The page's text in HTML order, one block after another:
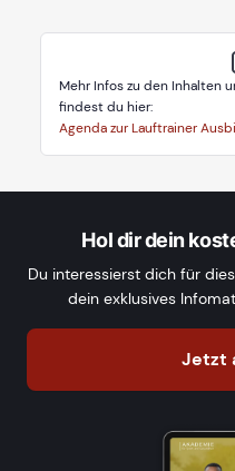
Mehr Infos zu den Inhalten
findest du hier:
Agenda zur Lauftrainer
Hol dir dein
Du interessierst dich für
dein exklusives
Jetzt